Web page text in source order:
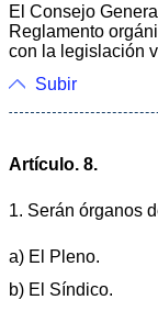
El Consejo
Reglamento
con la legislación
Subir
Artículo. 8.
1. Serán órganos
a) El Pleno.
b) El Síndico.